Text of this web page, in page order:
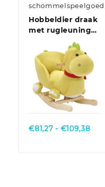
schommelspeelgoed
Hobbeldier draak
met rugleuning
60x32x53 cm
pluche limegroen
Quick View
€81,27 - €109,38